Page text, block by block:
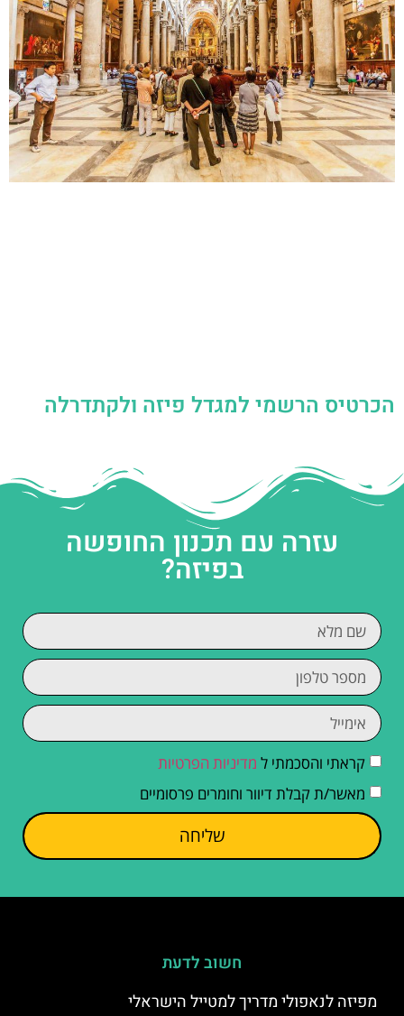
הכרטיס הרשמי למגדל פיזה ולקתדרלה
עזרה עם תכנון החופשה
בפיזה?
קראתי והסכמתי ל מדיניות הפרטיות
מאשר/ת קבלת דיוור וחומרים פרסומיים
שליחה
חשוב לדעת
מפיזה לנאפולי מדריך למטייל הישראלי